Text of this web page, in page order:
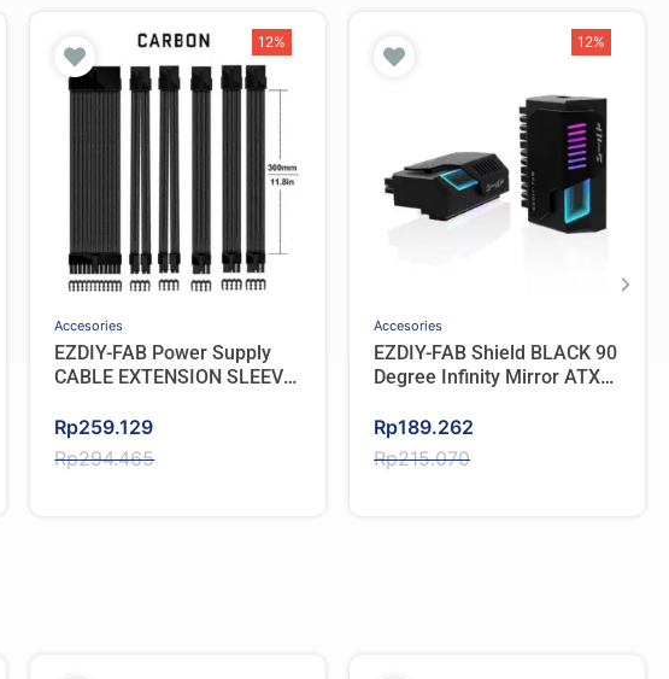
12%
Accesories
EZDIY-FAB Power Supply
CABLE EXTENSION SLEEVE
Rp294.465
Original
price
Rp259.129
Current
price
12%
Accesories
EZDIY-FAB Shield BLACK 90
Degree Infinity Mirror ATX
3pin ARGB
Rp215.070
Original
price
Rp189.262
Current
price